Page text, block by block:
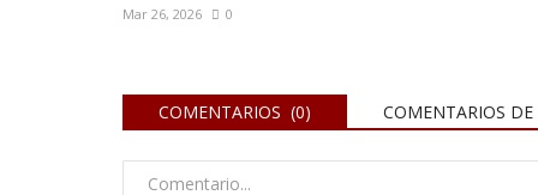
Mar 26, 2026 0
COMENTARIOS (0) COMENTARIOS
Policiales y Judiciales
detuvieron a un sospechoso